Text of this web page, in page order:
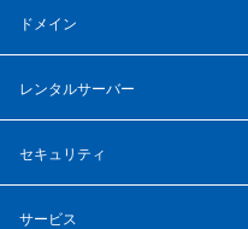
ドメイン
レンタルサーバー
セキュリティ
サービス